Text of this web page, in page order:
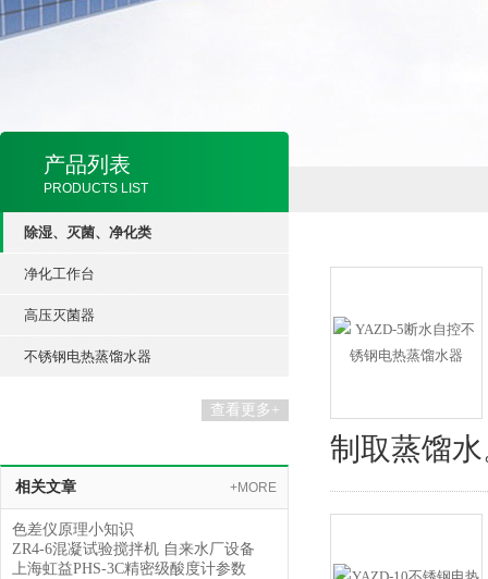
产品列表
PRODUCTS LIST
除湿、灭菌、净化类
净化工作台
高压灭菌器
不锈钢电热蒸馏水器
查看更多+
相关文章 +MORE
色差仪原理小知识
ZR4-6混凝试验搅拌机 自来水厂设备
上海虹益PHS-3C精密级酸度计参数
制取蒸馏